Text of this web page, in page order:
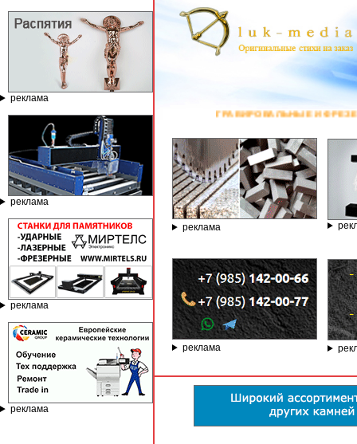
реклама
реклама
реклама
реклама
ГРАВИРОВАЛЬНЫЕ И ФРЕЗЕРНЫЕ СТАНКИ ПО КАМНЮ ОТ
реклама
реклама